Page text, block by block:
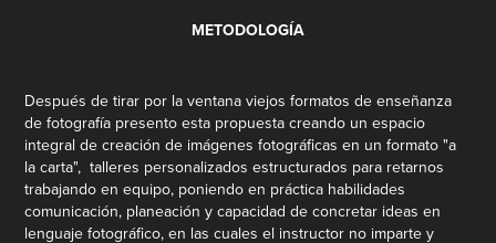
METODOLOGÍA
Después de tirar por la ventana viejos formatos de enseñanza
de fotografía presento esta propuesta creando un espacio
integral de creación de imágenes fotográficas en un formato "a
la carta", talleres personalizados estructurados para retarnos
trabajando en equipo, poniendo en práctica habilidades
comunicación, planeación y capacidad de concretar ideas en
lenguaje fotográfico, en las cuales el instructor no imparte y